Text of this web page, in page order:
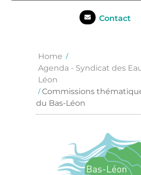
Contact
Home
Agenda - Syndicat des
Léon
Commissions
du Bas-Léon